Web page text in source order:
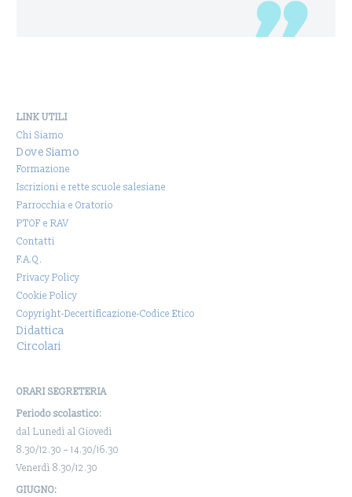
LINK UTILI
Chi Siamo
Dove Siamo
Formazione
Iscrizioni e rette scuole salesiane
Parrocchia e Oratorio
PTOF e RAV
Contatti
F.A.Q.
Privacy Policy
Cookie Policy
Copyright-Decertificazione-Codice Etico
Didattica
Circolari
ORARI SEGRETERIA
Periodo scolastico:
dal Lunedì al Giovedì
8.30/12.30 – 14.30/16.30
Venerdì 8.30/12.30
GIUGNO: